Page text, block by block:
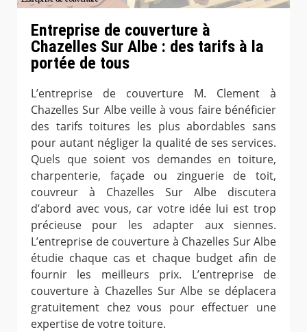
Entreprise de couverture à
Chazelles Sur Albe : des tarifs à la
portée de tous
L’entreprise de couverture M. Clement à
Chazelles Sur Albe veille à vous faire bénéficier
des tarifs toitures les plus abordables sans
pour autant négliger la qualité de ses services.
Quels que soient vos demandes en toiture,
charpenterie, façade ou zinguerie de toit,
couvreur à Chazelles Sur Albe discutera
d’abord avec vous, car votre idée lui est trop
précieuse pour les adapter aux siennes.
L’entreprise de couverture à Chazelles Sur Albe
étudie chaque cas et chaque budget afin de
fournir les meilleurs prix. L’entreprise de
couverture à Chazelles Sur Albe se déplacera
gratuitement chez vous pour effectuer une
expertise de votre toiture.